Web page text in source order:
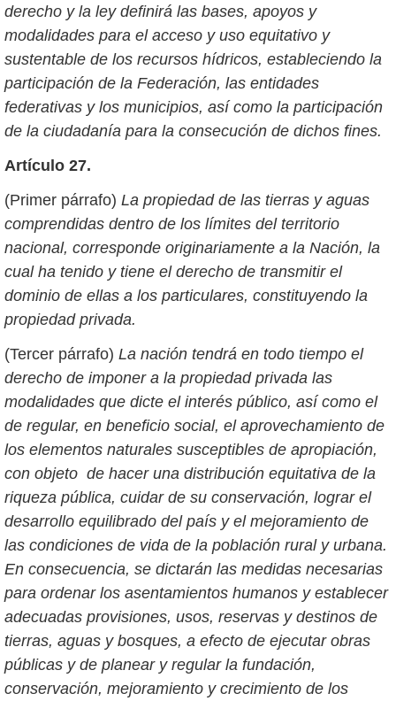
derecho y la ley definirá las bases, apoyos y
modalidades para el acceso y uso equitativo y
sustentable de los recursos hídricos, estableciendo la
participación de la Federación, las entidades
federativas y los municipios, así como la participación
de la ciudadanía para la consecución de dichos fines.
Artículo 27.
(Primer párrafo) La propiedad de las tierras y aguas
comprendidas dentro de los límites del territorio
nacional, corresponde originariamente a la Nación, la
cual ha tenido y tiene el derecho de transmitir el
dominio de ellas a los particulares, constituyendo la
propiedad privada.
(Tercer párrafo) La nación tendrá en todo tiempo el
derecho de imponer a la propiedad privada las
modalidades que dicte el interés público, así como el
de regular, en beneficio social, el aprovechamiento de
los elementos naturales susceptibles de apropiación,
con objeto de hacer una distribución equitativa de la
riqueza pública, cuidar de su conservación, lograr el
desarrollo equilibrado del país y el mejoramiento de
las condiciones de vida de la población rural y urbana.
En consecuencia, se dictarán las medidas necesarias
para ordenar los asentamientos humanos y establecer
adecuadas provisiones, usos, reservas y destinos de
tierras, aguas y bosques, a efecto de ejecutar obras
públicas y de planear y regular la fundación,
conservación, mejoramiento y crecimiento de los